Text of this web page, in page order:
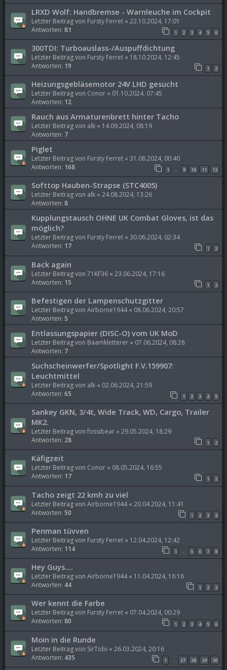
LRXD Wolf: Handbremse - Warnleuche im Cockpit
Letzter Beitrag von Fursty Ferret « 22.10.2024, 17:01
Antworten: 81 1 2 3 4 5 6
300TDI: Turboauslass-/Auspuffdichtung
Letzter Beitrag von Fursty Ferret « 18.10.2024, 12:45
Antworten: 19 1 2
Heizungsgebläsemotor 24V LHD gesucht
Letzter Beitrag von Conor « 01.10.2024, 07:45
Antworten: 12
Rauch aus Armaturenbrett hinter Tacho
Letzter Beitrag von alk « 14.09.2024, 08:19
Antworten: 7
Piglet
Letzter Beitrag von Fursty Ferret « 31.08.2024, 00:40
Antworten: 168 1 … 9 10 11 12
Softtop Hauben-Strapse (STC4005)
Letzter Beitrag von alk « 24.08.2024, 13:26
Antworten: 8
Kupplungstausch OHNE UK Combat Gloves, ist das
möglich?
Letzter Beitrag von Fursty Ferret « 30.06.2024, 02:34
Antworten: 17 1 2
Back again
Letzter Beitrag von 71KF36 « 23.06.2024, 17:16
Antworten: 15 1 2
Befestigen der Lampenschutzgitter
Letzter Beitrag von Airborne1944 « 08.06.2024, 20:57
Antworten: 5
Entlassungspapier (DISC-O) vom UK MoD
Letzter Beitrag von Baamkletterer « 07.06.2024, 08:28
Antworten: 7
Suchscheinwerfer/Spotlight F.V.159907:
Leuchtmittel
Letzter Beitrag von alk « 02.06.2024, 21:59
Antworten: 65 1 2 3 4 5
Sankey GKN, 3/4t, Wide Track, WD, Cargo, Trailer
MK2.
Letzter Beitrag von fossibear « 29.05.2024, 18:29
Antworten: 28 1 2
Käfigzeit
Letzter Beitrag von Conor « 08.05.2024, 16:55
Antworten: 17 1 2
Tacho zeigt 22 kmh zu viel
Letzter Beitrag von Airborne1944 « 20.04.2024, 11:41
Antworten: 50 1 2 3 4
Penman tüvven
Letzter Beitrag von Fursty Ferret « 12.04.2024, 12:42
Antworten: 114 1 … 5 6 7 8
Hey Guys....
Letzter Beitrag von Airborne1944 « 11.04.2024, 16:16
Antworten: 44 1 2 3
Wer kennt die Farbe
Letzter Beitrag von Fursty Ferret « 07.04.2024, 00:29
Antworten: 80 1 2 3 4 5 6
Moin in die Runde
Letzter Beitrag von SirTobi « 26.03.2024, 20:16
Antworten: 435 1 … 27 28 29 30